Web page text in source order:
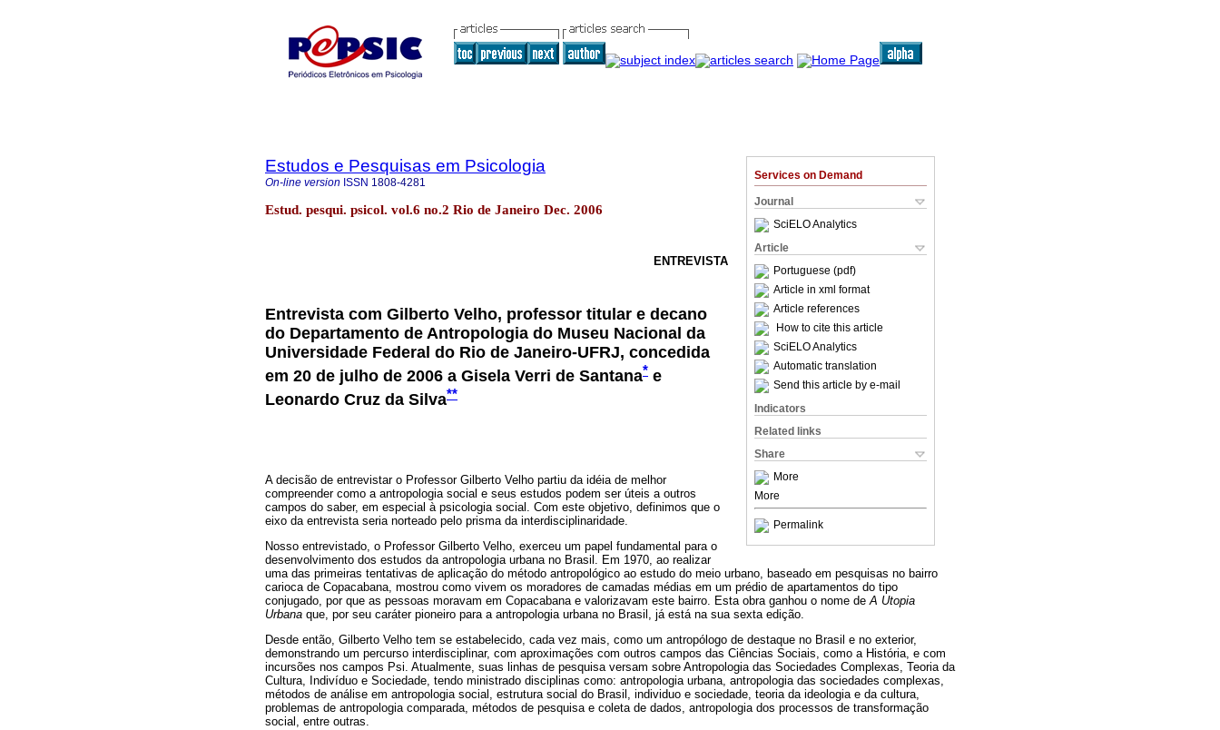
Services on Demand
Journal
SciELO Analytics
Article
Portuguese (pdf)
Article in xml format
Article references
How to cite this article
SciELO Analytics
Automatic translation
Send this article by e-mail
Indicators
Related links
Share
More
More
Permalink
Estudos e Pesquisas em Psicologia
On-line version ISSN 1808-4281
Estud. pesqui. psicol. vol.6 no.2 Rio de Janeiro Dec. 2006
ENTREVISTA
Entrevista com Gilberto Velho, professor titular e decano
do Departamento de Antropologia do Museu Nacional da
Universidade Federal do Rio de Janeiro-UFRJ, concedida
em 20 de julho de 2006 a Gisela Verri de Santana* e
Leonardo Cruz da Silva**
A decisão de entrevistar o Professor Gilberto Velho partiu da idéia de melhor
compreender como a antropologia social e seus estudos podem ser úteis a outros
campos do saber, em especial à psicologia social. Com este objetivo, definimos que o
eixo da entrevista seria norteado pelo prisma da interdisciplinaridade.
Nosso entrevistado, o Professor Gilberto Velho, exerceu um papel fundamental para o
desenvolvimento dos estudos da antropologia urbana no Brasil. Em 1970, ao realizar
uma das primeiras tentativas de aplicação do método antropológico ao estudo do meio urbano, baseado em pesquisas no bairro
carioca de Copacabana, mostrou como vivem os moradores de camadas médias em um prédio de apartamentos do tipo
conjugado, por que as pessoas moravam em Copacabana e valorizavam este bairro. Esta obra ganhou o nome deA Utopia
Urbana que, por seu caráter pioneiro para a antropologia urbana no Brasil, já está na sua sexta edição.
Desde então, Gilberto Velho tem se estabelecido, cada vez mais, como um antropólogo de destaque no Brasil e no exterior,
demonstrando um percurso interdisciplinar, com aproximações com outros campos das Ciências Sociais, como a História, e com
incursões nos campos Psi. Atualmente, suas linhas de pesquisa versam sobre Antropologia das Sociedades Complexas, Teoria da
Cultura, Indivíduo e Sociedade, tendo ministrado disciplinas como: antropologia urbana, antropologia das sociedades complexas,
métodos de análise em antropologia social, estrutura social do Brasil, individuo e sociedade, teoria da ideologia e da cultura,
problemas de antropologia comparada, métodos de pesquisa e coleta de dados, antropologia dos processos de transformação
social, entre outras.